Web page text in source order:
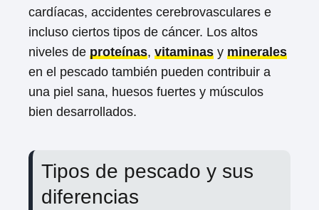
cardíacas, accidentes cerebrovasculares e
incluso ciertos tipos de cáncer. Los altos
niveles de proteínas, vitaminas y minerales
en el pescado también pueden contribuir a
una piel sana, huesos fuertes y músculos
bien desarrollados.
Tipos de pescado y sus
diferencias